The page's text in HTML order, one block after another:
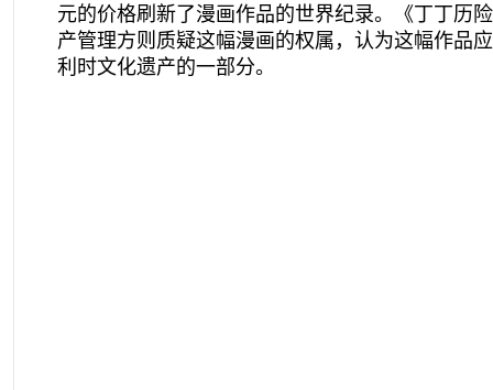
元的价格刷新了漫画作品的世界纪录。《丁丁历
产管理方则质疑这幅漫画的权属，认为这幅作品
利时文化遗产的一部分。